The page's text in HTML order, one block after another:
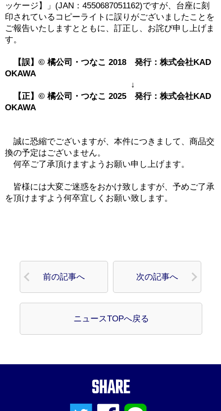
ッケージ】」(JAN：4550687051162)ですが、台座に刻
印されているコピーライトに誤りがございましたことを
ご報告いたしますとともに、訂正し、お詫び申し上げま
す。
【誤】© 橘公司・つなこ 2018 発行：株式会社KAD
OKAWA
↓
【正】© 橘公司・つなこ 2025 発行：株式会社KAD
OKAWA
誠に恐縮でございますが、本件につきまして、商品交
換の予定はございません。
何卒ご了承頂けますようお願い申し上げます。
皆様には大変ご迷惑をおかけ致しますが、予めご了承
を頂けますよう何卒宜しくお願い致します。
前の記事へ 次の記事へ
ニュースTOPへ戻る
SHARE